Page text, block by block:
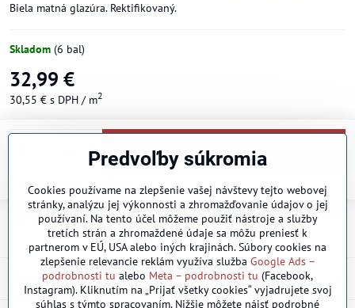
Biela matná glazúra. Rektifikovaný.
Skladom (6 bal)
32,99 €
30,55 € s DPH / m2
Vložiť do košíka
bal x 1.08 m =
Doručenia
Doplnkové informácie
Predvoľby súkromia
Cookies používame na zlepšenie vašej návštevy tejto webovej
stránky, analýzu jej výkonnosti a zhromažďovanie údajov o jej
používaní. Na tento účel môžeme použiť nástroje a služby
tretích strán a zhromaždené údaje sa môžu preniesť k
partnerom v EÚ, USA alebo iných krajinách. Súbory cookies na
zlepšenie relevancie reklám využíva služba Google Ads –
podrobnosti tu alebo Meta – podrobnosti tu (Facebook,
Instagram). Kliknutím na „Prijať všetky cookies“ vyjadrujete svoj
súhlas s týmto spracovaním. Nižšie môžete nájsť podrobné